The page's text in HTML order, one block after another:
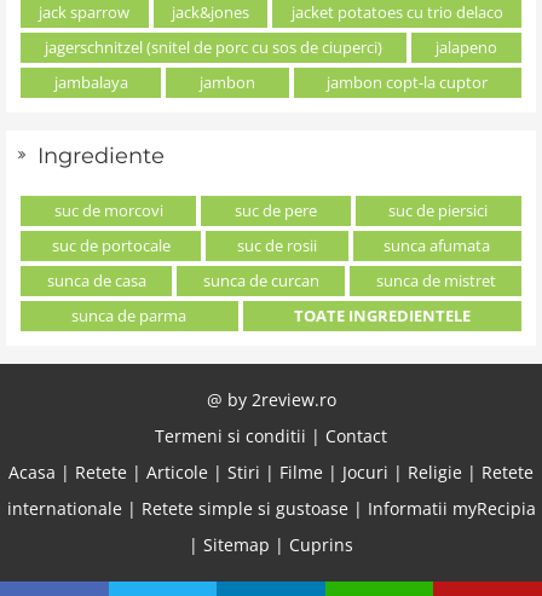
jack sparrow
jack&jones
jacket potatoes cu trio delaco
jagerschnitzel (snitel de porc cu sos de ciuperci)
jalapeno
jambalaya
jambon jambon copt-la cuptor
Ingrediente
suc de morcovi suc de pere
suc de piersici
suc de portocale
suc de rosii
sunca afumata
sunca de casa
sunca de curcan
sunca de mistret
sunca de parma
TOATE INGREDIENTELE
@ by 2review.ro
Termeni si conditii | Contact
Acasa | Retete | Articole | Stiri | Filme | Jocuri | Religie | Retete
internationale| Retete simple si gustoase| Informatii myRecipia
| Sitemap | Cuprins